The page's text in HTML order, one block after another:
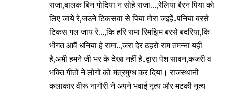
राजा,बालक बिन गोदिया न सोहे राजा…,रेलिया बैरन पिया को
लिए जाये रे,जउने टिकसवा से पिया मोरा जइहें..पनिया बरसे
टिकस गल जाय रे…,कि हरि रामा रिमझिम बरसे बदरिया,कि
भीगत आवैं धनिया हे रामा..,जरा देर ठहरो राम तमन्ना यही
है,अभी हमने जी भर के देखा नहीं है..द्वारा पेश सावन,कजरी व
भक्ति गीतों ने लोगों को मंत्रमुग्ध कर दिया। राजस्थानी
कलाकार वीरू नागौरी ने अपने भवाई नृत्य और मटकी नृत्य